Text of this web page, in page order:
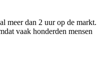
meer dan 2 uur op de markt.
vaak honderden mensen